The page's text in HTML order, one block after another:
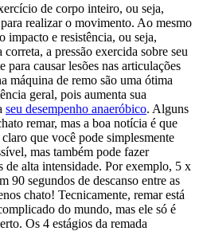
de corpo inteiro, ou seja,
realizar o movimento. Ao mesmo
impacto e resistência, ou seja,
a pressão exercida sobre seu
causar lesões nas articulações
máquina de remo são uma ótima
geral, pois aumenta sua
seu desempenho anaeróbico. Alguns
remar, mas a boa notícia é que
que você pode simplesmente
mas também pode fazer
alta intensidade. Por exemplo, 5 x
90 segundos de descanso entre as
chato! Tecnicamente, remar está
do mundo, mas ele só é
Os 4 estágios da remada